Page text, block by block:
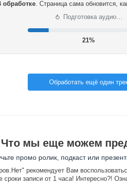
обработке. Страница сама обновится,
⟳ Подготовка аудио…
21%
Обработать ещё один
Что мы еще можем
промо ролик, подкаст или
рекомендует Вам
сроки записи от 1 часа! Интересно?!